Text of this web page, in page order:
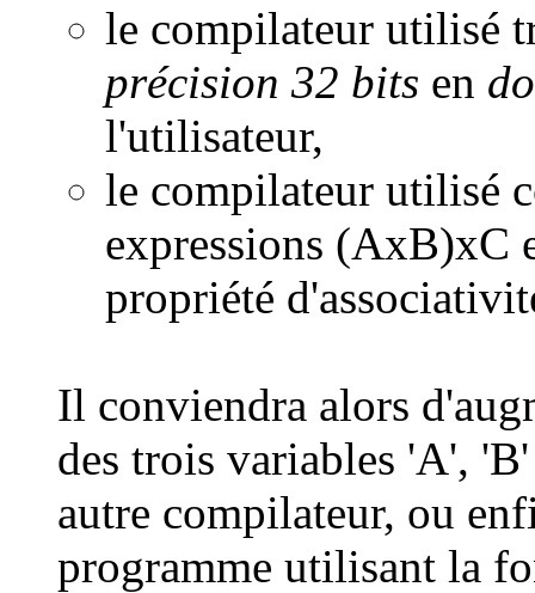
le compilateur utilisé
précision 32 bits en
l'utilisateur,
le compilateur utilisé
expressions (AxB)xC
propriété
Il conviendra alors
des trois variables 'A',
autre compilateur, ou
programme utilisant la